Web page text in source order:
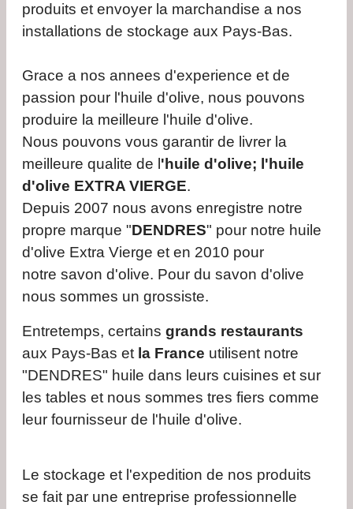
produits et envoyer la marchandise a nos
installations de stockage aux Pays-Bas.
Grace a nos annees d'experience et de
passion pour l'huile d'olive, nous pouvons
produire la meilleure l'huile d'olive.
Nous pouvons vous garantir de livrer la
meilleure qualite de l 'huile d'olive; l'huile
d'olive EXTRA VIERGE.
Depuis 2007 nous avons enregistre notre
propre marque "DENDRES" pour notre huile
d'olive Extra Vierge et en 2010 pour
notre savon d'olive. Pour du savon d'olive
nous sommes un grossiste.
Entretemps, certains grands restaurants
aux Pays-Bas et la France utilisent notre
"DENDRES" huile dans leurs cuisines et sur
les tables et nous sommes tres fiers comme
leur fournisseur de l'huile d'olive.
Le stockage et l'expedition de nos produits
se fait par une entreprise professionnelle